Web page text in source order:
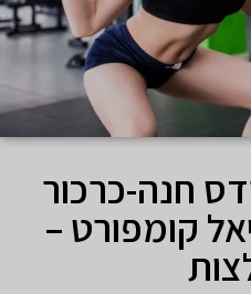
חנה-כרכור
קומפורט –